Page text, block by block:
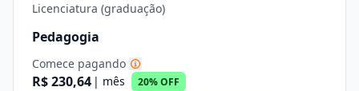
Licenciatura (graduação)
Pedagogia
Comece pagando
R$ 230,64 | mês 20% OFF